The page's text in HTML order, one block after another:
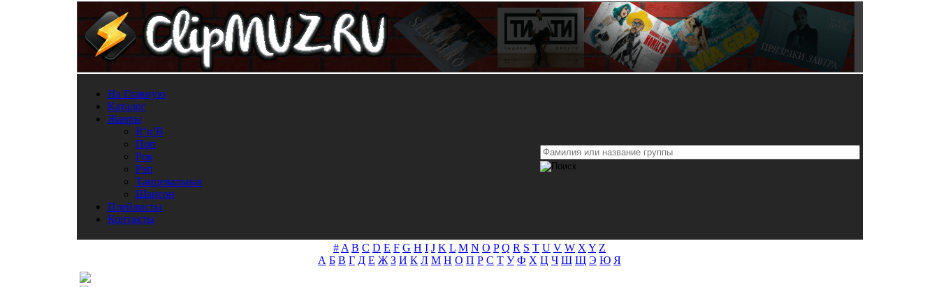
На Главную
Каталог
Жанры
R’n’B
Поп
Рок
Рэп
Танцевальная
Шансон
Плейлисты
Контакты
# A B C D E F G H I J K L M N O P Q R S T U V W X Y Z
А Б В Г Д Е Ж З И К Л М Н О П Р С Т У Ф Х Ц Ч Ш Щ Э Ю Я